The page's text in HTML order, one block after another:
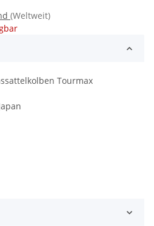
(Weltweit)
Tourmax